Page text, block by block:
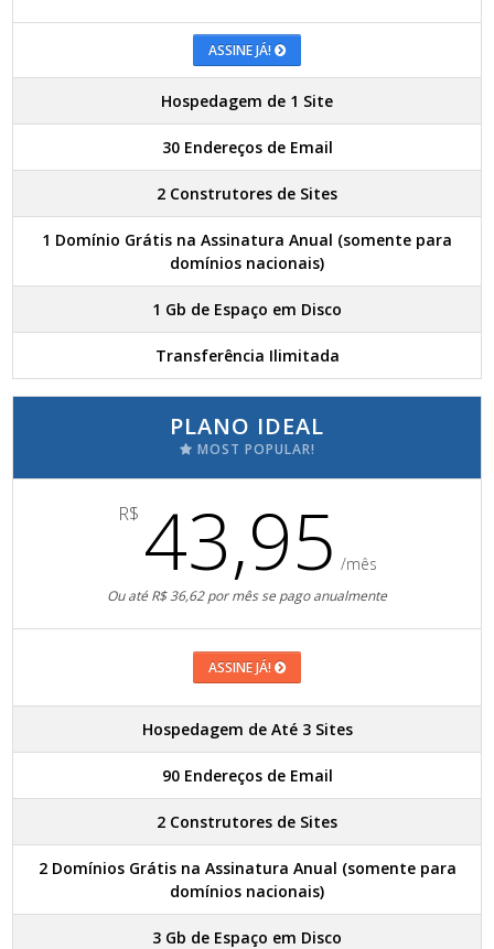
ASSINE JÁ!
Hospedagem de 1 Site
30 Endereços de Email
2 Construtores de Sites
1 Domínio Grátis na Assinatura Anual (somente para
domínios nacionais)
1 Gb de Espaço em Disco
Transferência Ilimitada
PLANO IDEAL
MOST POPULAR!
R$ 43,95 /mês
Ou até R$ 36,62 por mês se pago anualmente
ASSINE JÁ!
Hospedagem de Até 3 Sites
90 Endereços de Email
2 Construtores de Sites
2 Domínios Grátis na Assinatura Anual (somente para
domínios nacionais)
3 Gb de Espaço em Disco